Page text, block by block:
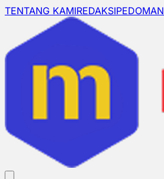
TENTANG KAMIREDAKSIPEDOMAN